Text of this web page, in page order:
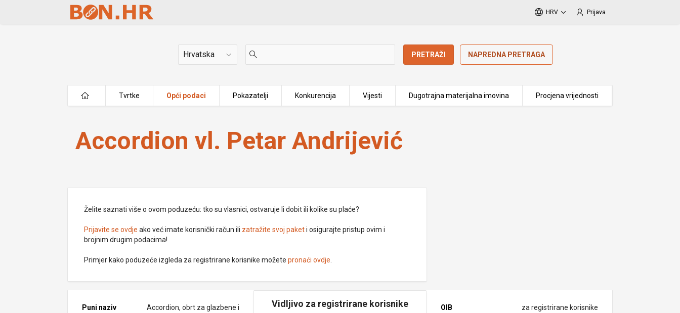
Skip to Main Content
HRV Prijava
Država PRETRAŽI NAPREDNA PRETRAGA
Tvrtke Opći podaci Pokazatelji Konkurencija Vijesti Dugotrajna materijalna imovina Procjena vrijednosti
Accordion vl. Petar Andrijević
Accordion vl. Petar Andrijević
Želite saznati više o ovom poduzeću: tko su vlasnici, ostvaruje li dobit ili kolike su plaće?
Prijavite se ovdje ako već imate korisnički račun ili zatražite svoj paketi osigurajte pristup ovim i
brojnim drugim podacima!
Primjer kako poduzeće izgleda za registrirane korisnike možetepronaći ovdje
Puni naziv
Accordion, obrt za glazbene i
Vidljivo za registrirane korisnike OIB za registrirane korisnike